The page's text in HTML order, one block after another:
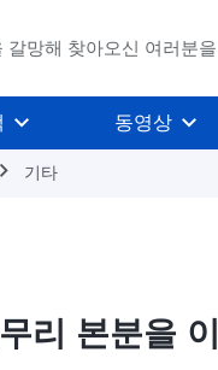
갈망해 찾아오신 여러분
동영상
기타
리 본분을